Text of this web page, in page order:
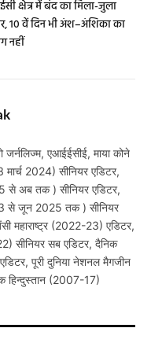
क्षेत्र में बंद का मिला-जुला
10 वें दिन भी अंश–अंशिका का
नहीं
जर्नलिज्म, एआईईसीई, माया कोने
2024) सीनियर एडिटर,
से अब तक ) सीनियर एडिटर,
से जून 2025 तक ) सीनियर
महाराष्ट्र (2022-23) एडिटर,
सीनियर सब एडिटर, दैनिक
पूरी दुनिया नेशनल मैगजीन
हिन्दुस्तान (2007-17)